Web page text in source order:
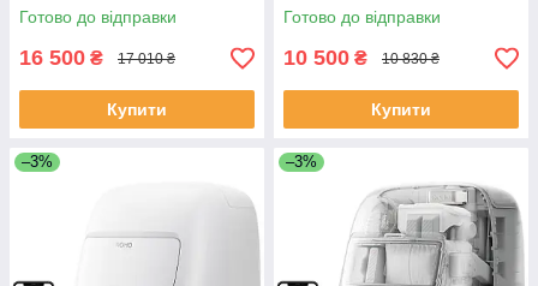
Готово до відправки
16 500 ₴ 17 010 ₴
Купити
Готово до відправки
10 500 ₴ 10 830 ₴
Купити
–3% –3%